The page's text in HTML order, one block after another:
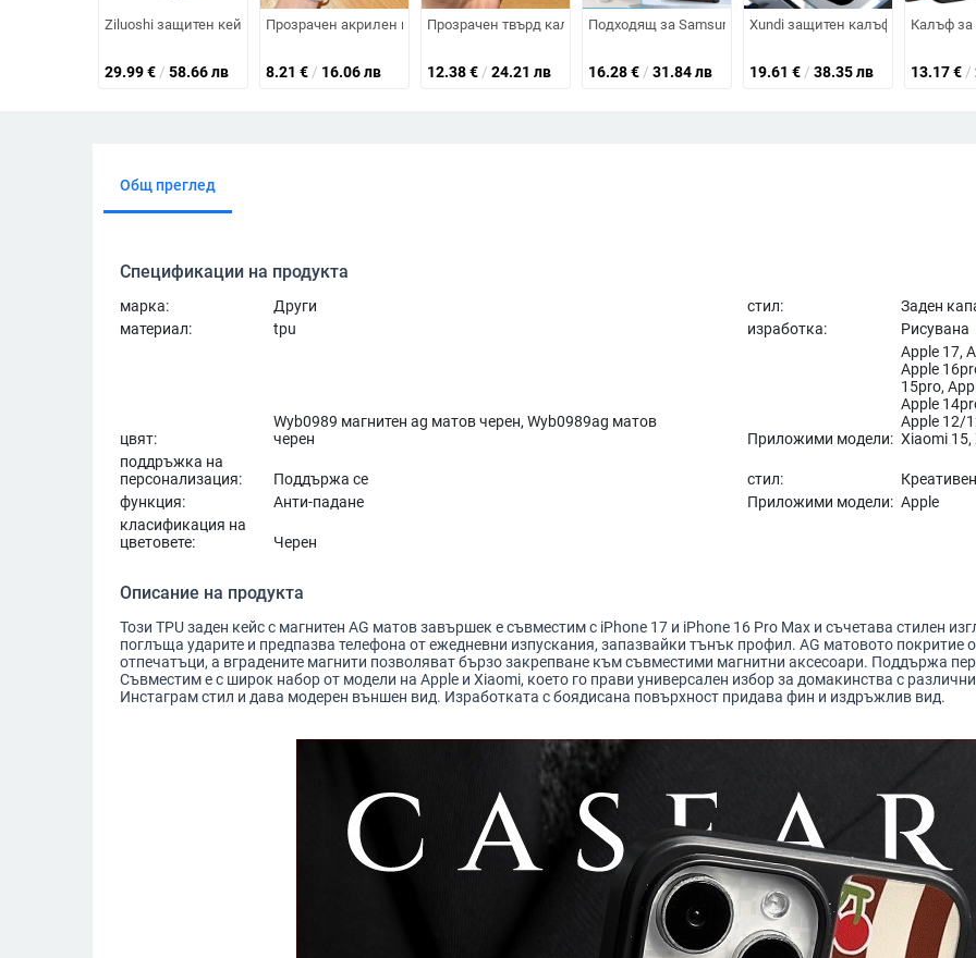
Ziluoshi защитен кейс за Google Pixel Fold, прозрачен електроплатинен корпус с пълно покритие, удароустойчив и против
29.99€ / 58.66 лв
Прозрачен акрилен кейс за Huawei Mate60 Pro с защита при изпускане от четири ъгъла и филм за
8.21 € / 16.06 лв
Прозрачен твърд калъф за Honor Magic VS3 със магнитно зареждане, пълна
12.38€ / 24.21 лв
Подходящ за Samsung S25 Ultra магнитен държач за
16.28€ / 31.84 лв
Xundi защитен калъф за Asus
19.61 € / 38.35 лв
Калъф за
13.17€ /
Общ преглед
Спецификации на продукта
марка: Други стил:
Заден
материал:
tpu изработка: Рисувана
цвят:
Wyb0989 магнитен ag матов черен, Wyb0989ag матов
черен
Приложими модели:
Apple 17,
Apple
15pro,
Apple
Apple 12/
Xiaomi
поддръжка на
персонализация:
Поддържа се стил:
функция:
Анти-падане Приложими модели: Apple
класификация на
цветовете:
Черен
Описание на продукта
Този TPU заден кейс с магнитен AG матов завършек е съвместим с iPhone 17 и iPhone 16 Pro Max и съчетава стилен
поглъща ударите и предпазва телефона от ежедневни изпускания, запазвайки тънък профил. AG матовото покритие
отпечатъци, а вградените магнити позволяват бързо закрепване към съвместими магнитни аксесоари. Поддържа
Съвместим е с широк набор от модели на Apple и Xiaomi, което го прави универсален избор за домакинства с
Инстаграм стил и дава модерен външен вид. Изработката с боядисана повърхност придава фин и издръжлив вид.